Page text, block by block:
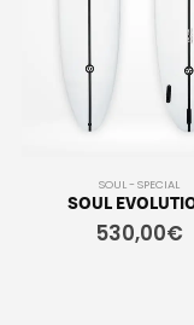
SOUL - SPECIAL
SOUL
530,00€